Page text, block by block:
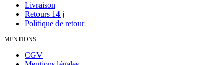
Livraison
Retours 14 j
Politique de retour
MENTIONS
CGV